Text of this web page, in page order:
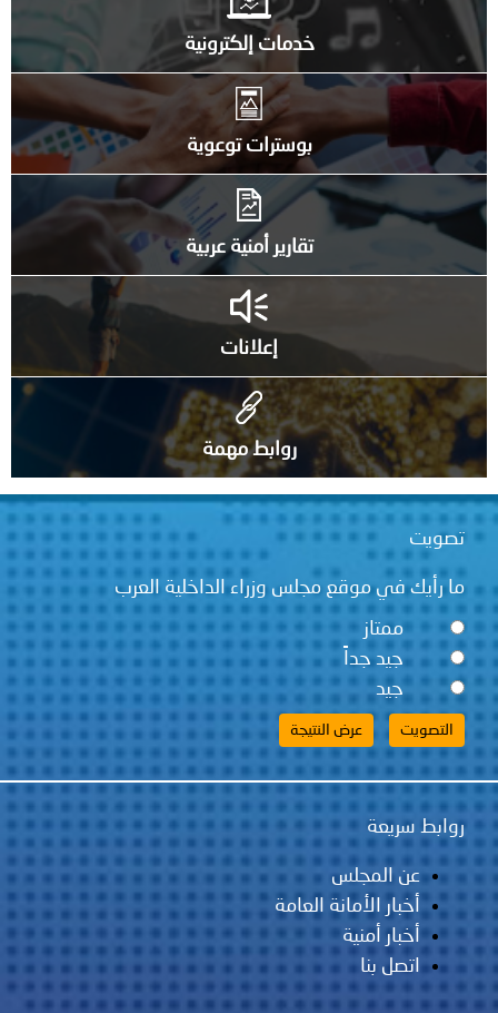
خدمات إلكترونية
بوسترات توعوية
تقارير أمنية عربية
إعلانات
روابط مهمة
تصويت
ما رأيك في موقع مجلس وزراء الداخلية العرب
ممتاز
جيد جداً
جيد
روابط سريعة
عن المجلس
أخبار الأمانة العامة
أخبار أمنية
اتصل بنا